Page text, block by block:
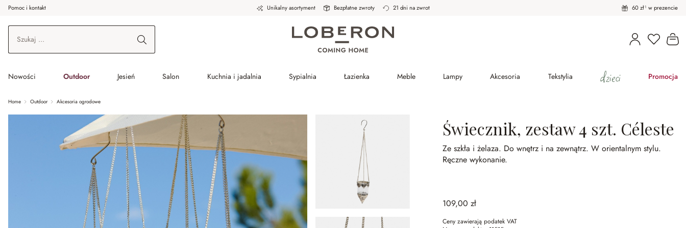
do wątku głównego
Przejdź do wyszukiwania
Przejdź do głównej nawigacji
Pomoc i kontakt Unikalny asortyment Bezpłatne zwroty 21 dni na zwrot 60 zł¹ w prezencie
Masz
Nowości Outdoor Jesień Salon Kuchnia i jadalnia Sypialnia Łazienka Meble Lampy Akcesoria Tekstylia dzieci Promocja
Home Outdoor Akcesoria ogrodowe
Świecznik, zestaw 4 szt. Céleste
Ze szkła i żelaza. Do wnętrz i na zewnątrz.W orientalnym stylu.
Ręczne wykonanie.
109,00 zł
Ceny zawierają podatek VAT